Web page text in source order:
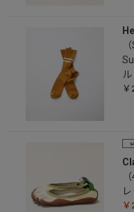
ル
￥
レ
￥